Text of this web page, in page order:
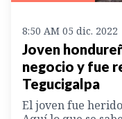
8:50 AM 05 dic. 2022
Joven
negocio y fue
Tegucigalpa
El joven fue